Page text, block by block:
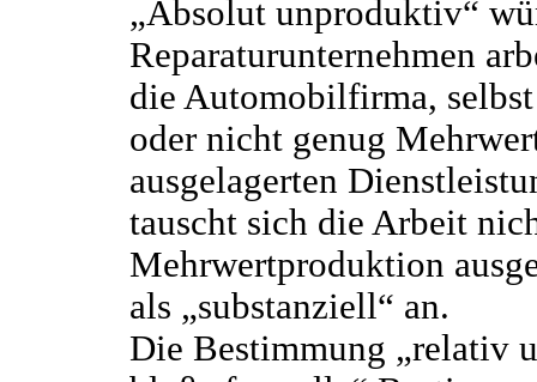
„Absolut unproduktiv“
Reparaturunternehmen
die Automobilfirma,
oder nicht genug
ausgelagerten
tauscht sich die Arbeit
Mehrwertproduktion
als „substanziell“ an.
Die Bestimmung „relativ